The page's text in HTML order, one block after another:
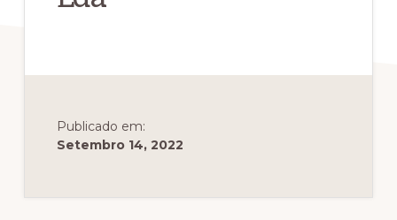
Publicado em:
Setembro 14, 2022